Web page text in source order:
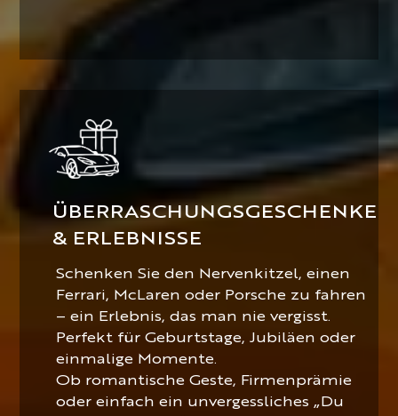
ÜBERRASCHUNGSGESCHENKE
& ERLEBNISSE
Schenken Sie den Nervenkitzel, einen
Ferrari, McLaren oder Porsche zu fahren
– ein Erlebnis, das man nie vergisst.
Perfekt für Geburtstage, Jubiläen oder
einmalige Momente.
Ob romantische Geste, Firmenprämie
oder einfach ein unvergessliches „Du